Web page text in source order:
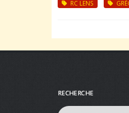
RC LENS
RECHERCHE